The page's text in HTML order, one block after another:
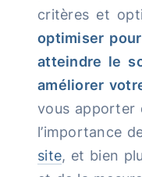
critères et
optimiser
atteindre le
améliorer
vous apporter
l’importance
site, et bien